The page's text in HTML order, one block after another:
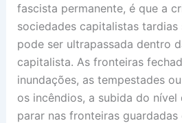
fascista permanente, é que a
sociedades capitalistas tardias
pode ser ultrapassada dentro
capitalista. As fronteiras
inundações, as tempestades
os incêndios, a subida do nível
parar nas fronteiras guardadas